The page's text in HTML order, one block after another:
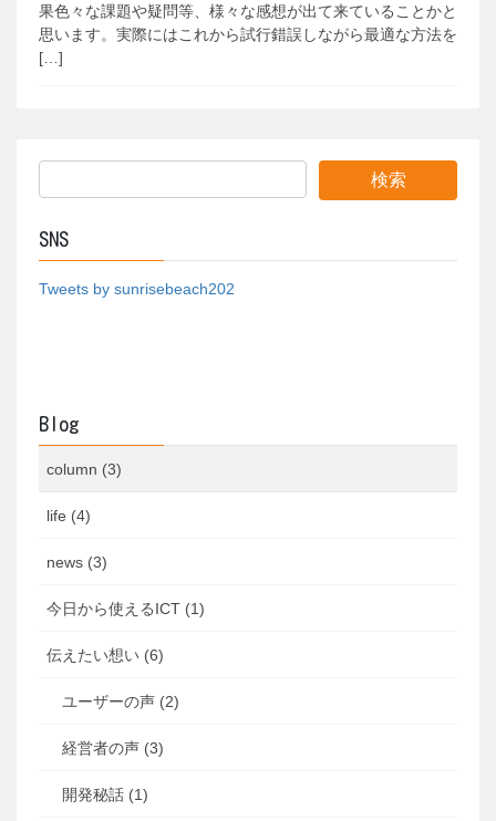
果色々な課題や疑問等、様々な感想が出て来ていることかと
思います。実際にはこれから試行錯誤しながら最適な方法を
[…]
SNS
Tweets by sunrisebeach202
Blog
column (3)
life (4)
news (3)
今日から使えるICT (1)
伝えたい想い (6)
ユーザーの声 (2)
経営者の声 (3)
開発秘話 (1)